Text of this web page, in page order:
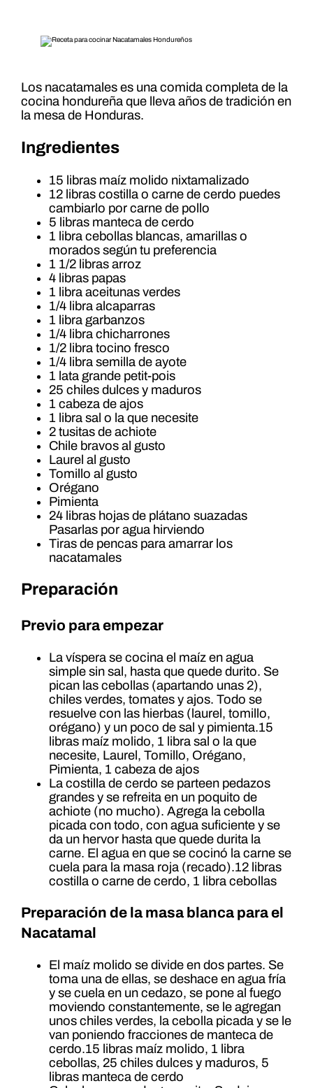
Los nacatamales es una comida completa de la
cocina hondureña que lleva años de tradición en
la mesa de Honduras.
Ingredientes
15 libras maíz molido nixtamalizado
12 libras costilla o carne de cerdo puedes
cambiarlo por carne de pollo
5 libras manteca de cerdo
1 libra cebollas blancas, amarillas o
morados según tu preferencia
1 1/2 libras arroz
4 libras papas
1 libra aceitunas verdes
1/4 libra alcaparras
1 libra garbanzos
1/4 libra chicharrones
1/2 libra tocino fresco
1/4 libra semilla de ayote
1 lata grande petit-pois
25 chiles dulces y maduros
1 cabeza de ajos
1 libra sal o la que necesite
2 tusitas de achiote
Chile bravos al gusto
Laurel al gusto
Tomillo al gusto
Orégano
Pimienta
24 libras hojas de plátano suazadas
Pasarlas por agua hirviendo
Tiras de pencas para amarrar los
nacatamales
Preparación
Previo para empezar
La víspera se cocina el maíz en agua
simple sin sal, hasta que quede durito. Se
pican las cebollas (apartando unas 2),
chiles verdes, tomates y ajos. Todo se
resuelve con las hierbas (laurel, tomillo,
orégano) y un poco de sal y pimienta.15
libras maíz molido, 1 libra sal o la que
necesite, Laurel, Tomillo, Orégano,
Pimienta, 1 cabeza de ajos
La costilla de cerdo se parteen pedazos
grandes y se refreita en un poquito de
achiote (no mucho). Agrega la cebolla
picada con todo, con agua suficiente y se
da un hervor hasta que quede durita la
carne. El agua en que se cocinó la carne se
cuela para la masa roja (recado).12 libras
costilla o carne de cerdo, 1 libra cebollas
Preparación de la masa blanca para el
Nacatamal
El maíz molido se divide en dos partes. Se
toma una de ellas, se deshace en agua fría
y se cuela en un cedazo, se pone al fuego
moviendo constantemente, se le agregan
unos chiles verdes, la cebolla picada y se le
van poniendo fracciones de manteca de
cerdo.15 libras maíz molido, 1 libra
cebollas, 25 chiles dulces y maduros, 5
libras manteca de cerdo